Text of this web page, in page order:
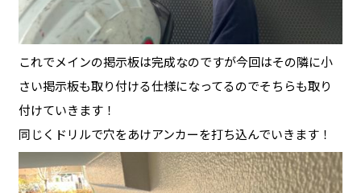
これでメインの掲示板は完成なのですが今回はその隣に小
さい掲示板も取り付ける仕様になってるのでそちらも取り
付けていきます！
同じくドリルで穴をあけアンカーを打ち込んでいきます！